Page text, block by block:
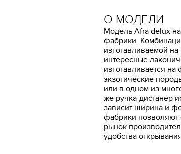
О МОДЕЛИ
Модель Afra delux
фабрики.
изготавливаемой
интересные
изготавливается
экзотические
или в одном из
же ручка-дистанёр
зависит ширина и
фабрики позволяют
рынок
удобства